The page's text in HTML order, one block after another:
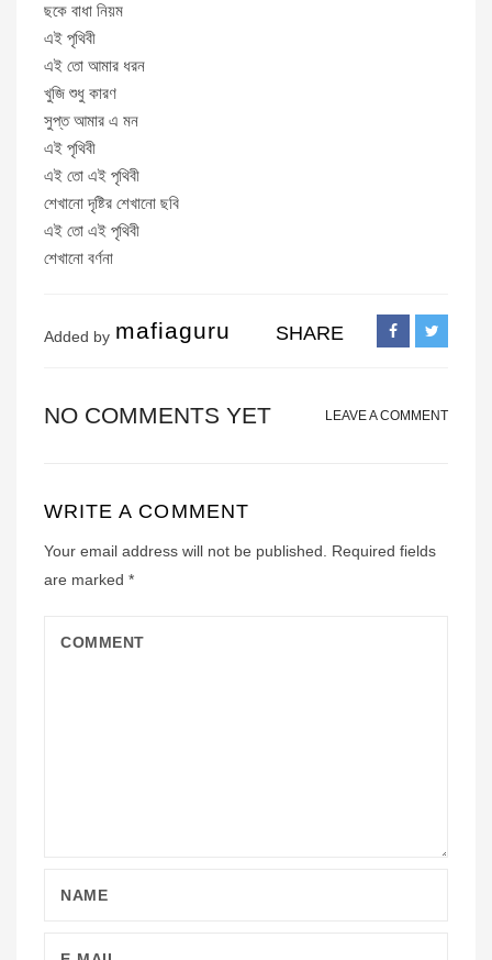
ছকে বাধা নিয়ম
এই পৃথিবী
এই তো আমার ধরন
খুজি শুধু কারণ
সুপ্ত আমার এ মন
এই পৃথিবী
এই তো এই পৃথিবী
শেখানো দৃষ্টির শেখানো ছবি
এই তো এই পৃথিবী
শেখানো বর্ণনা
Added by mafiaguru SHARE
NO COMMENTS YET LEAVE A COMMENT
WRITE A COMMENT
Your email address will not be published.
Required fields
are marked *